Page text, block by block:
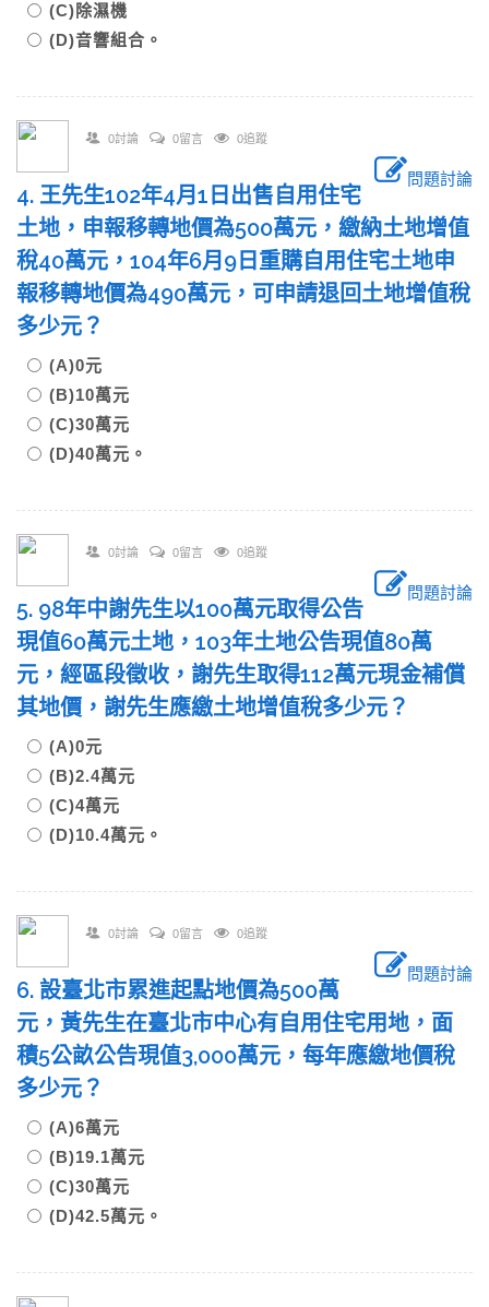
(C)除濕機
(D)音響組合。
0討論 0留言 0追蹤
問題討論
4. 王先生102年4月1日出售自用住宅
土地，申報移轉地價為500萬元，繳納土地增值
稅40萬元，104年6月9日重購自用住宅土地申
報移轉地價為490萬元，可申請退回土地增值稅
多少元？
(A)0元
(B)10萬元
(C)30萬元
(D)40萬元。
0討論 0留言 0追蹤
問題討論
5. 98年中謝先生以100萬元取得公告
現值60萬元土地，103年土地公告現值80萬
元，經區段徵收，謝先生取得112萬元現金補償
其地價，謝先生應繳土地增值稅多少元？
(A)0元
(B)2.4萬元
(C)4萬元
(D)10.4萬元。
0討論 0留言 0追蹤
問題討論
6. 設臺北市累進起點地價為500萬
元，黃先生在臺北市中心有自用住宅用地，面
積5公畝公告現值3,000萬元，每年應繳地價稅
多少元？
(A)6萬元
(B)19.1萬元
(C)30萬元
(D)42.5萬元。